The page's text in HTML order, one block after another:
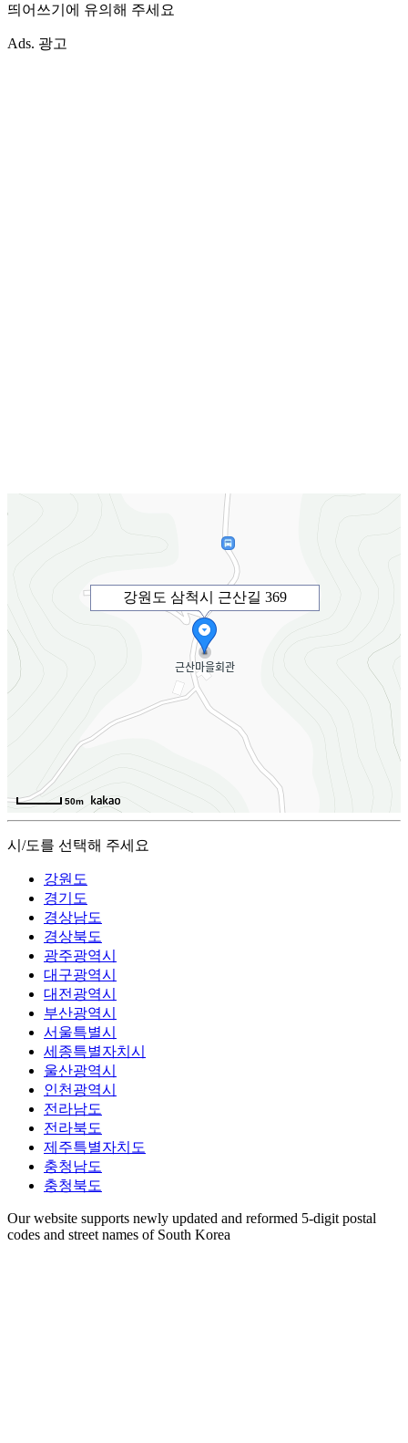
띄어쓰기에 유의해 주세요
Ads. 광고
강원도 삼척시 근산길 369
50m
시/도를 선택해 주세요
강원도
경기도
경상남도
경상북도
광주광역시
대구광역시
대전광역시
부산광역시
서울특별시
세종특별자치시
울산광역시
인천광역시
전라남도
전라북도
제주특별자치도
충청남도
충청북도
Our website supports newly updated and reformed 5-digit postal
codes and street names of South Korea